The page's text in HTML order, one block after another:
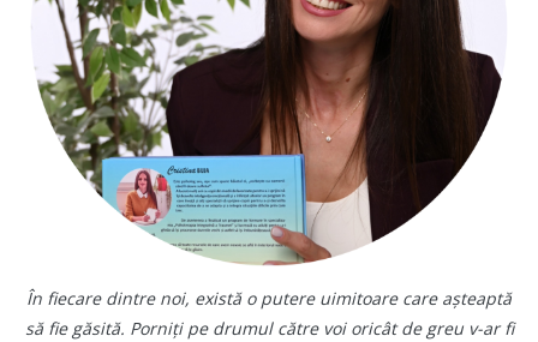
În fiecare dintre noi, există o putere uimitoare care așteaptă
să fie găsită. Porniți pe drumul către voi oricât de greu v-ar fi